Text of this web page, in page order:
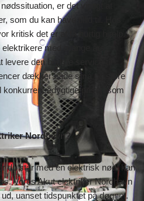
er det vigtigt at
som du kan have tillid til. Hos
kritisk det er at få hurtig hjælp.
med mange års
levere den bedste service til
dækker både små og store
priser, som
Nordhavn?
du står med en elektrisk nød, kan
Vores Akut elektriker Nordhavn
uanset tidspunktet på døgnet.